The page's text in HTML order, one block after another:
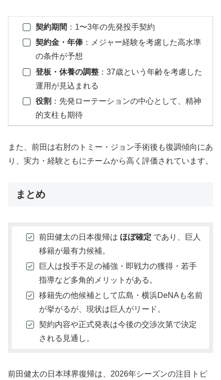
契約期間 ：1〜3年の先発投手契約
契約金・年俸：メジャー経験を考慮した高水準
の条件が予想
登板・休養の調整：37歳という年齢を考慮した
運用が見込まれる
役割 ：先発ローテーションの中心として、精神
的支柱も期待
また、前田は右肘のトミー・ジョン手術後も復調傾向にあ
り、実力・経験ともにチームから高く評価されています。
まとめ
前田健太の日本復帰は ほぼ確定 であり、巨人
移籍が最有力候補。
巨人は投手不足の補強・即戦力の獲得・若手
指導など多角的メリットがある。
移籍先の他候補として広島・横浜DeNAも名前
が挙がるが、現状は巨人がリード。
契約内容や正式発表は今後の交渉次第で決定
される見通し。
前田健太の日本球界復帰は、2026年シーズンの注目トピ